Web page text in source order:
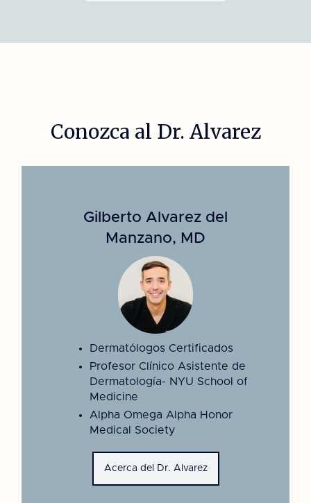
Conozca al Dr. Alvarez
Gilberto Alvarez del
Manzano, MD
Dermatólogos Certificados
Profesor Clínico Asistente de
Dermatología- NYU School of
Medicine
Alpha Omega Alpha Honor
Medical Society
Acerca del Dr. Alvarez